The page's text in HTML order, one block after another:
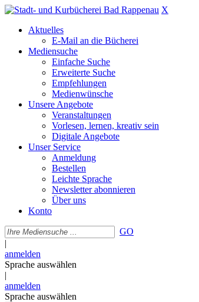
X
Aktuelles
E-Mail an die Bücherei
Mediensuche
Einfache Suche
Erweiterte Suche
Empfehlungen
Medienwünsche
Unsere Angebote
Veranstaltungen
Vorlesen, lernen, kreativ sein
Digitale Angebote
Unser Service
Anmeldung
Bestellen
Leichte Sprache
Newsletter abonnieren
Über uns
Konto
GO
|
anmelden
Sprache auswählen
|
anmelden
Sprache auswählen